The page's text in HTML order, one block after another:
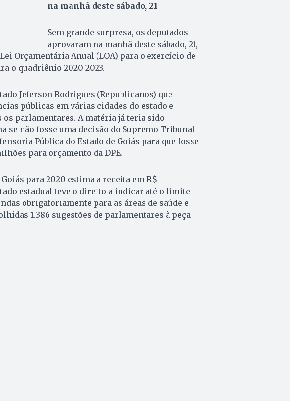
na manhã deste sábado, 21
Sem grande surpresa, os deputados
aprovaram na manhã deste sábado, 21,
Orçamentária Anual (LOA) para o exercício de
o quadriênio 2020-2023.
Jeferson Rodrigues (Republicanos) que
públicas em várias cidades do estado e
os parlamentares. A matéria já teria sido
se não fosse uma decisão do Supremo Tribunal
Pública do Estado de Goiás para que fosse
para orçamento da DPE.
para 2020 estima a receita em R$
estadual teve o direito a indicar até o limite
obrigatoriamente para as áreas de saúde e
1.386 sugestões de parlamentares à peça